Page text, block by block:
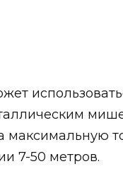
7-50 метров.